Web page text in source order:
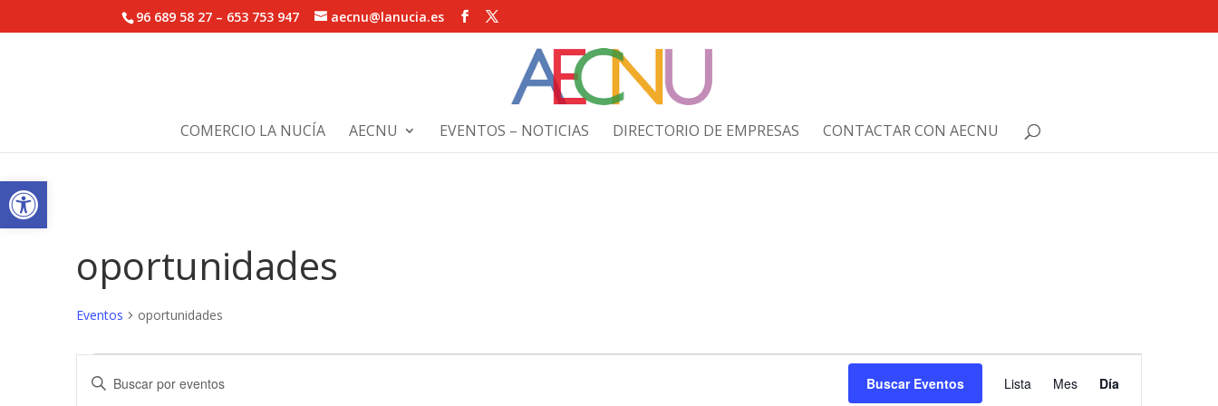
Abrir barra de herramientas
96 689 58 27 – 653 753 947 aecnu@lanucia.es
COMERCIO LA NUCÍA AECNU EVENTOS – NOTICIAS DIRECTORIO DE EMPRESAS CONTACTAR CON AECNU
oportunidades
Eventos oportunidades
Eventos
en
Navegación
de
Introduce
Buscar Eventos
Navegación
de
Lista Mes Día